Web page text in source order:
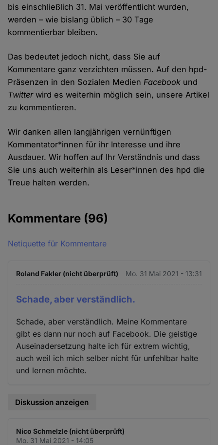
bis einschließlich 31. Mai veröffentlicht wurden,
werden – wie bislang üblich – 30 Tage
kommentierbar bleiben.
Das bedeutet jedoch nicht, dass Sie auf
Kommentare ganz verzichten müssen. Auf den hpd-
Präsenzen in den Sozialen MedienFacebook und
Twitterwird es weiterhin möglich sein, unsere Artikel
zu kommentieren.
Wir danken allen langjährigen vernünftigen
Kommentator*innen für ihr Interesse und ihre
Ausdauer. Wir hoffen auf Ihr Verständnis und dass
Sie uns auch weiterhin als Leser*innen des hpd die
Treue halten werden.
Kommentare (96)
Netiquette für Kommentare
Roland Fakler (nicht überprüft) Mo. 31 Mai 2021 - 13:31
Schade, aber verständlich.
Schade, aber verständlich. Meine Kommentare
gibt es dann nur noch auf Facebook. Die geistige
Auseinadersetzung halte ich für extrem wichtig,
auch weil ich mich selber nicht für unfehlbar halte
und lernen möchte.
Diskussion anzeigen
Nico Schmelzle (nicht überprüft)
Mo. 31 Mai 2021 - 14:05